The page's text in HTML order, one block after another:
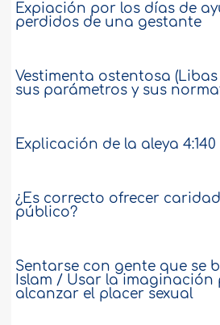
Expiación por los días de
perdidos de una gestante
Vestimenta ostentosa (Libas
sus parámetros y sus
Explicación de la aleya 4:140
¿Es correcto ofrecer
público?
Sentarse con gente que se
Islam / Usar la imaginación
alcanzar el placer sexual